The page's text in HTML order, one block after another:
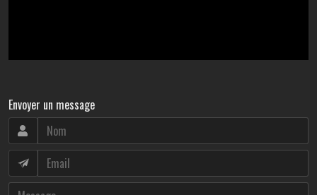
Envoyer un message